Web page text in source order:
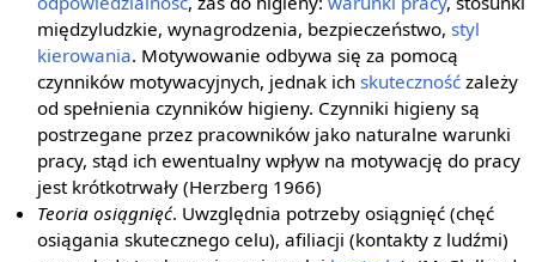
międzyludzkie, wynagrodzenia, bezpieczeństwo,styl
kierowania. Motywowanie odbywa się za pomocą
czynników motywacyjnych, jednak ichskuteczność zależy
od spełnienia czynników higieny. Czynniki higieny są
postrzegane przez pracowników jako naturalne warunki
pracy, stąd ich ewentualny wpływ na motywację do pracy
jest krótkotrwały (Herzberg 1966)
Teoria osiągnięć. Uwzględnia potrzeby osiągnięć (chęć
osiągania skutecznego celu), afiliacji (kontakty z ludźmi)